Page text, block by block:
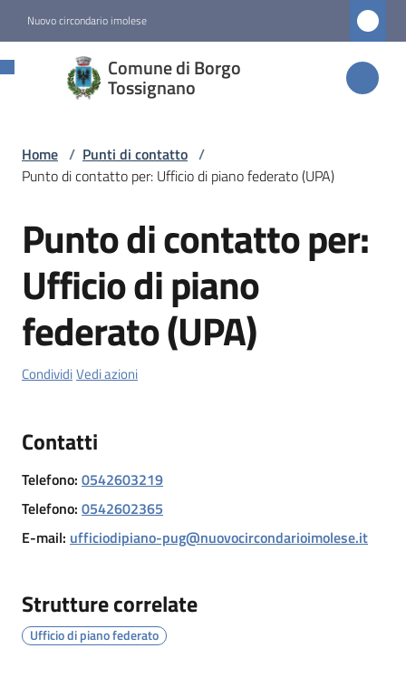
Nuovo circondario imolese
Comune di Borgo
Tossignano
Comune di
Borgo
Novità
Servizi
Vivere
Borgo
Tossignano
Servizi
line
Prenotazioni
Tutti
Home / Punti di contatto /
Punto di contatto per: Ufficio di piano federato (UPA)
Salta al contenuto
Punto di contatto per:
Ufficio di piano
federato (UPA)
CondividiVedi azioni
Contatti
Telefono: 0542603219
Telefono: 0542602365
E-mail: ufficiodipiano-pug@nuovocircondarioimolese.it
Strutture correlate
Ufficio di piano federato